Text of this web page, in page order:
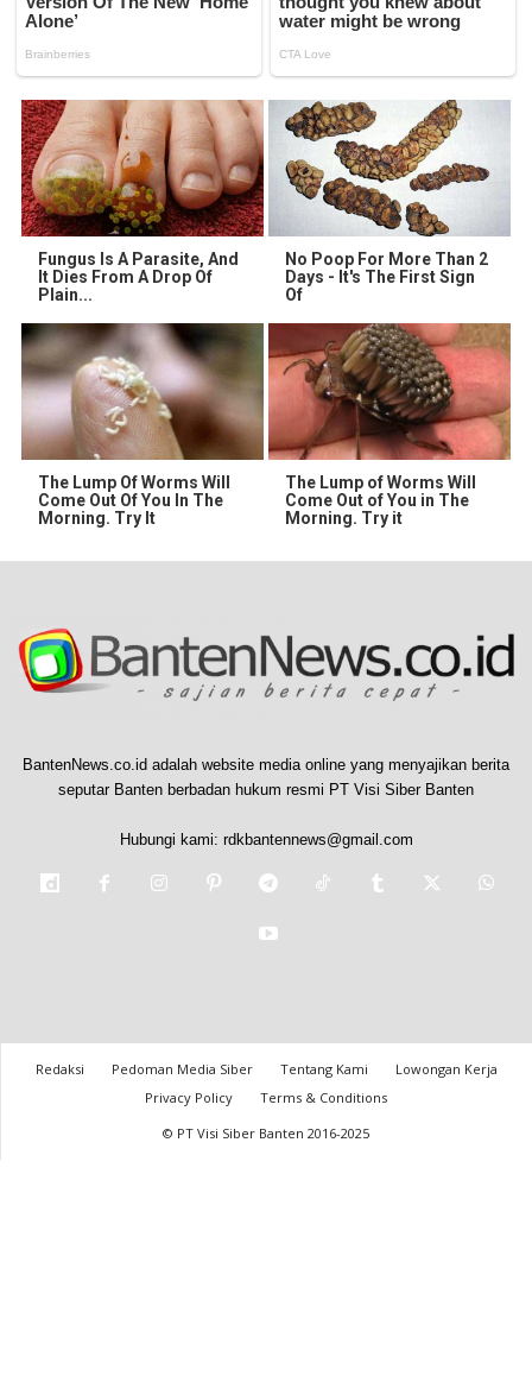
Fungus Is A Parasite, And
It Dies From A Drop Of
Plain...
No Poop For More Than 2
Days - It's The First Sign
Of
The Lump Of Worms Will
Come Out Of You In The
Morning. Try It
The Lump of Worms Will
Come Out of You in The
Morning. Try it
BantenNews.co.id adalah website media online yang menyajikan berita
seputar Banten berbadan hukum resmi PT Visi Siber Banten
Hubungi kami: rdkbantennews@gmail.com
Redaksi Pedoman Media Siber Tentang Kami
Lowongan Kerja
Privacy Policy
Terms & Conditions
© PT Visi Siber Banten 2016-2025